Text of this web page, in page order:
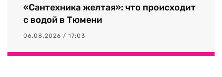
«Сантехника желтая»: что происходит
с водой в Тюмени
06.08.2026 / 17:03